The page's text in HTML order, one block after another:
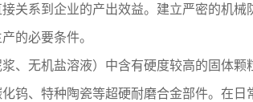
关系到企业的产出效益。建立严密的机
的必要条件。
、无机盐溶液）中含有硬度较高的固体颗
钨、特种陶瓷等超硬耐磨合金部件。在日